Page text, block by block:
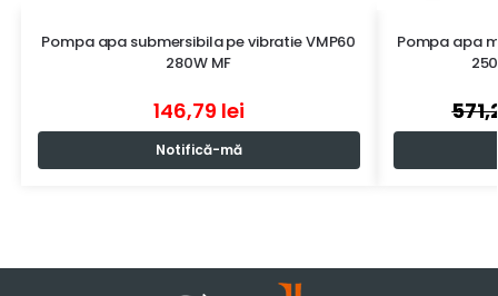
Pompa apa submersibila pe vibratie VMP60
280W MF
146,79 lei
Notifică-mă
Pompa apa